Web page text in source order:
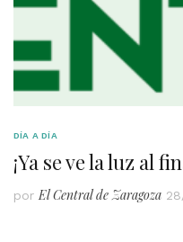
DÍA A DÍA
¡Ya se ve la luz al
por El Central de Zaragoza